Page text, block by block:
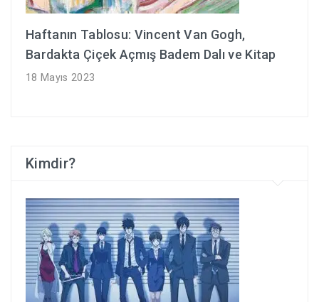
Haftanın Tablosu: Vincent Van Gogh,
Bardakta Çiçek Açmış Badem Dalı ve Kitap
18 Mayıs 2023
Kimdir?